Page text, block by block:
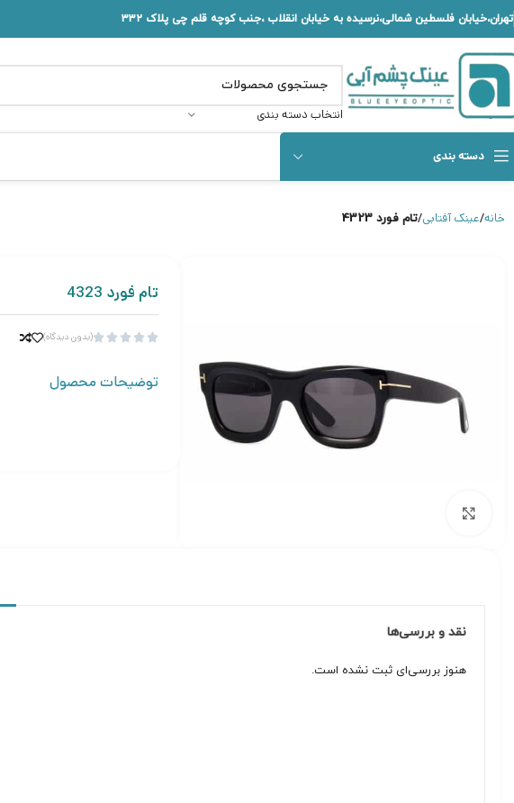
تهران،خیابان فلسطین شمالی،نرسیده به خیابان انقلاب ،جنب کوچه قلم چی پلاک ۳۳۲
انتخاب دسته بندی
دسته بندی
خانه عینک آفتابی تام فورد 4323
تام فورد 4323




(بدون دیدگاه)
توضیحات محصول
نقد و بررسی‌ها
هنوز بررسی‌ای ثبت نشده است.